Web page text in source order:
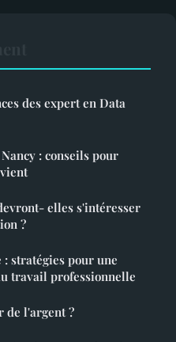
des expert en Data
: conseils pour
elles s'intéresser
?
stratégies pour une
travail professionnelle
de l'argent ?